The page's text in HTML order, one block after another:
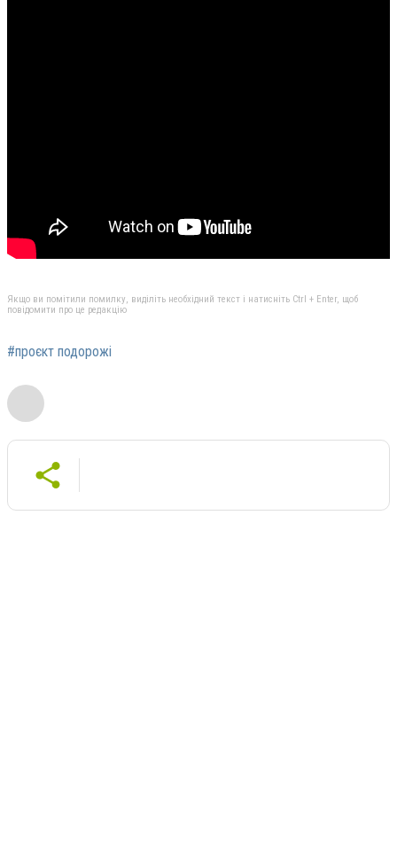
Якщо ви помітили помилку, виділіть необхідний текст і натисніть Ctrl + Enter, щоб
повідомити про це редакцію
#проєкт подорожі